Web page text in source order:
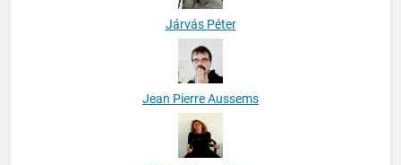
Járvás Péter
Jean Pierre Aussems